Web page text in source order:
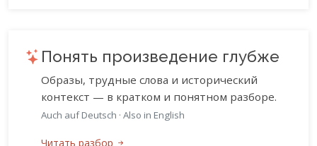
Понять произведение глубже
Образы, трудные слова и исторический
контекст — в кратком и понятном разборе.
Auch auf Deutsch · Also in English
Читать разбор